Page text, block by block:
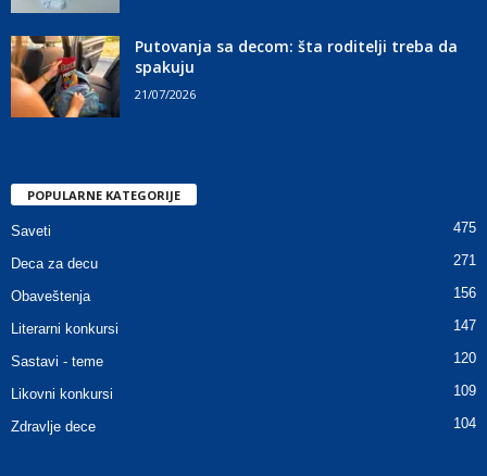
Putovanja sa decom: šta roditelji treba da
spakuju
21/07/2026
POPULARNE KATEGORIJE
Saveti 475
Deca za decu 271
Obaveštenja 156
Literarni konkursi 147
Sastavi - teme 120
Likovni konkursi 109
Zdravlje dece 104